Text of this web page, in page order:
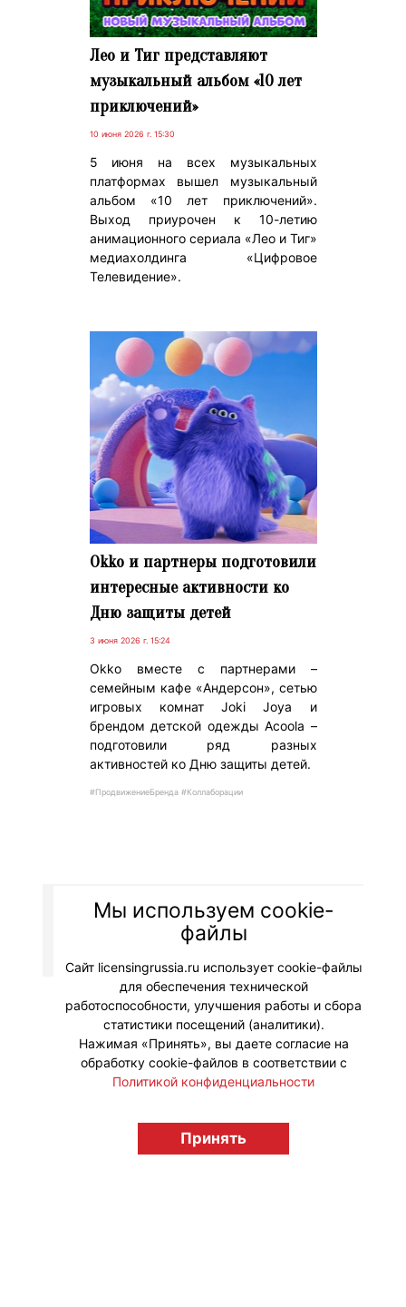
Лео и Тиг представляют
музыкальный альбом «10 лет
приключений»
10 июня 2026 г. 15:30
5 июня на всех музыкальных
платформах вышел музыкальный
альбом «10 лет приключений».
Выход приурочен к 10-летию
анимационного сериала «Лео и Тиг»
медиахолдинга «Цифровое
Телевидение».
Okko и партнеры подготовили
интересные активности ко
Дню защиты детей
3 июня 2026 г. 15:24
Okko вместе с партнерами –
семейным кафе «Андерсон», сетью
игровых комнат Joki Joya и
брендом детской одежды Acoola –
подготовили ряд разных
активностей ко Дню защиты детей.
#ПродвижениеБренда #Коллаборации
© "Вестник лицензионного рынка",
licensingrussia.ru, 2009-2026 12+
Мы используем cookie-
файлы
Сайт licensingrussia.ru использует cookie-файлы
для обеспечения технической
работоспособности, улучшения работы и сбора
статистики посещений (аналитики).
Нажимая «Принять», вы даете согласие на
обработку cookie-файлов в соответствии с
Политикой конфиденциальности
Принять